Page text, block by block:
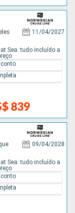
11/04/2027
839
Sea: tudo incluído a
09/04/2028
Sea: tudo incluído a